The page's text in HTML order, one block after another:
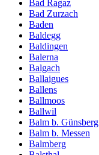
Bad Ragaz
Bad Zurzach
Baden
Baldegg
Baldingen
Balerna
Balgach
Ballaigues
Ballens
Ballmoos
Ballwil
Balm b. Günsberg
Balm b. Messen
Balmberg